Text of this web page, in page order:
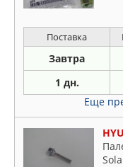
Поставка
Завтра
1 дн.
Еще